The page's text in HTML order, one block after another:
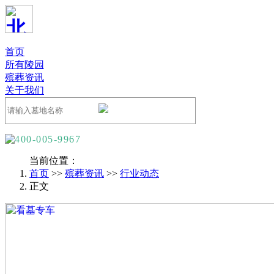
首页
所有陵园
殡葬资讯
关于我们
400-005-9967
当前位置：
首页 >> 殡葬资讯 >> 行业动态
正文